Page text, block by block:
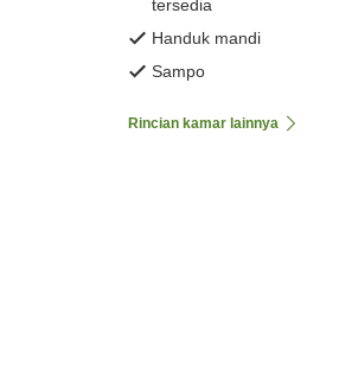
tersedia
Handuk mandi
Sampo
Rincian kamar lainnya